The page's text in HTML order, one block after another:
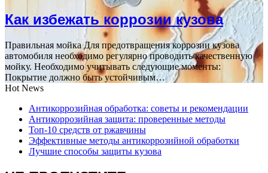
Как избежать коррозии кузова
Правильная мойка Для предотвращения коррозии кузова
автомобиля необходимо регулярно проводить качественную
мойку. Необходимо учитывать следующие моменты:
Покрытие должно быть устойчивым…
Hot News
Антикоррозийная обработка: советы и рекомендации
Антикоррозийная защита: проверенные методы
Топ-10 средств от ржавчины
Эффективные методы антикоррозийной обработки
Лучшие способы защиты кузова